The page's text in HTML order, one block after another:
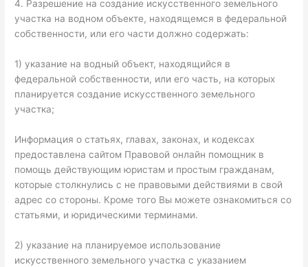
4. Разрешение на создание искусственного земельного
участка на водном объекте, находящемся в федеральной
собственности, или его части должно содержать:
1) указание на водный объект, находящийся в
федеральной собственности, или его часть, на которых
планируется создание искусственного земельного
участка;
Информация о статьях, главах, законах, и кодексах
предоставлена сайтом Правовой онлайн помощник в
помощь действующим юристам и простым гражданам,
которые столкнулись с не правовыми действиями в свой
адрес со стороны. Кроме того Вы можете ознакомиться со
статьями, и юридическими терминами.
2) указание на планируемое использование
искусственного земельного участка с указанием